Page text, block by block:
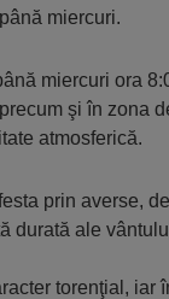
miercuri.
miercuri ora
şi în zona
atmosferică.
prin averse,
durată ale
torenţial, iar